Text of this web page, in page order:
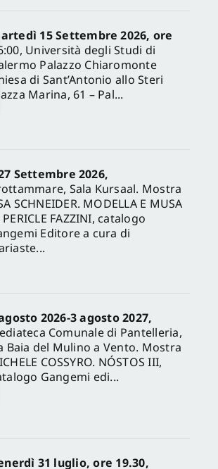
15 Settembre 2026, ore
Università degli Studi di
Palazzo Chiaromonte
di Sant’Antonio allo Steri
Marina, 61 – Pal...
Settembre 2026,
Sala Kursaal. Mostra
SCHNEIDER. MODELLA E MUSA
FAZZINI, catalogo
Editore a cura di
2026-3 agosto 2027,
Comunale di Pantelleria,
Baia del Mulino a Vento. Mostra
COSSYRO. NÓSTOS III,
Gangemi edi...
31 luglio, ore 19.30,